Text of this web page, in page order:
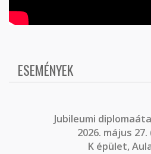
ESEMÉNYEK
Jubileumi
2026. május
K épület,